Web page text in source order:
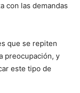
con las demandas
que se repiten
preocupación, y
este tipo de